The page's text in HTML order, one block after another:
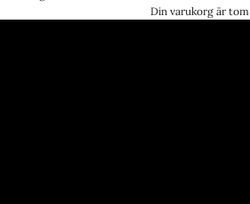
Din varukorg är tom